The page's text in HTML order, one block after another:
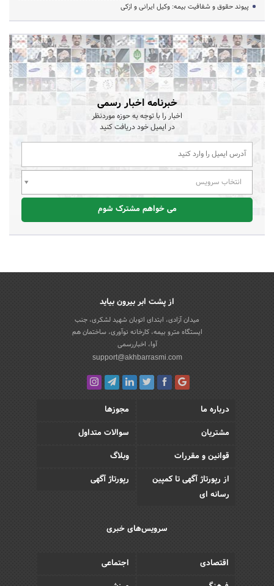
پیوند حقوق و شفافیت بیمه: وکیل ایرانی و ازکی
خبرنامه اخبار رسمی
اخبار را با توجه به حوزه موردنظر
در ایمیل خود دریافت کنید
انتخاب سرویس
می خواهم مشترک شوم
از پشت ابر بیرون بیاید
میدان آزادی، ابتدای اتوبان شهید لشکری، جنب
ایستگاه مترو بیمه، کارخانه نوآوری، ساختمان هم
آوا، اخباررسمی
support@akhbarrasmi.com
درباره ما
مجوزها
مشتریان
سوالات متداول
قوانین و مقررات
وبلاگ
از رپورتاژ آگهی تا کمپین
رسانه ای
رپورتاژ آگهی
سرویس‌های خبری
اقتصادی
اجتماعی